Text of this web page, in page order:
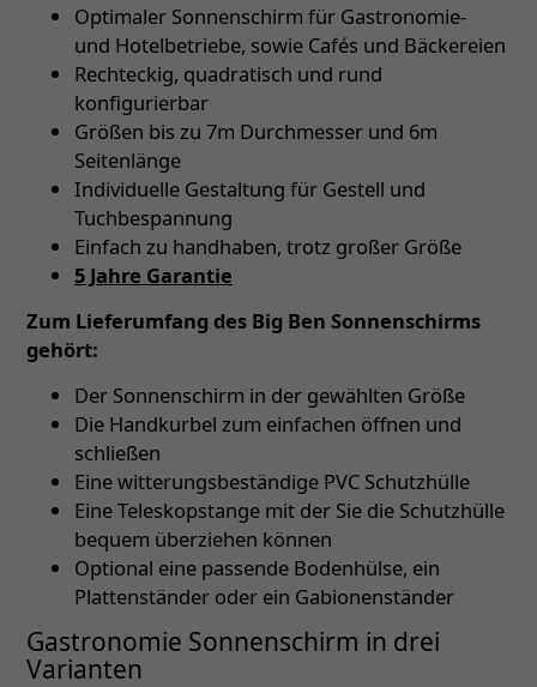
Optimaler Sonnenschirm für Gastronomie-
und Hotelbetriebe, sowie Cafés und Bäckereien
Rechteckig, quadratisch und rund
konfigurierbar
Größen bis zu 7m Durchmesser und 6m
Seitenlänge
Individuelle Gestaltung für Gestell und
Tuchbespannung
Einfach zu handhaben, trotz großer Größe
5 Jahre Garantie
Zum Lieferumfang des Big Ben Sonnenschirms
gehört:
Der Sonnenschirm in der gewählten Größe
Die Handkurbel zum einfachen öffnen und
schließen
Eine witterungsbeständige PVC Schutzhülle
Eine Teleskopstange mit der Sie die Schutzhülle
bequem überziehen können
Optional eine passende Bodenhülse, ein
Plattenständer oder ein Gabionenständer
Gastronomie Sonnenschirm in drei
Varianten